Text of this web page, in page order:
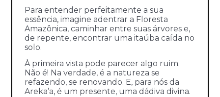
Para entender perfeitamente a sua
essência, imagine adentrar a Floresta
Amazônica, caminhar entre suas árvores e,
de repente, encontrar uma itaúba caída no
solo.
À primeira vista pode parecer algo ruim.
Não é! Na verdade, é a natureza se
refazendo, se renovando. E, para nós da
Areka’a, é um presente, uma dádiva divina.